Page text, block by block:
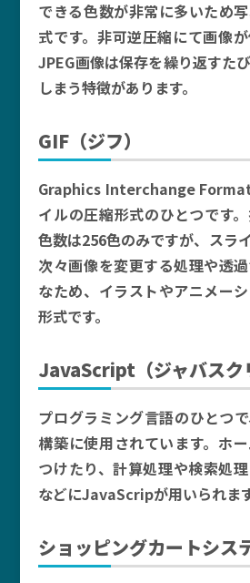
できる色数が非常に多いため
式です。非可逆圧縮にて画像が
JPEG画像は保存を繰り返すた
しまう特徴があります。
GIF（ジフ）
Graphics Interchange Format
イルの圧縮形式のひとつです
色数は256色のみですが、スラ
次々画像を変更する処理や透
なため、イラストやアニメー
形式です。
JavaScript（ジャバスク
プログラミング言語のひとつ
構築に使用されています。ホ
つけたり、計算処理や検索処
などにJavaScripが用いられます
ショッピングカートシス